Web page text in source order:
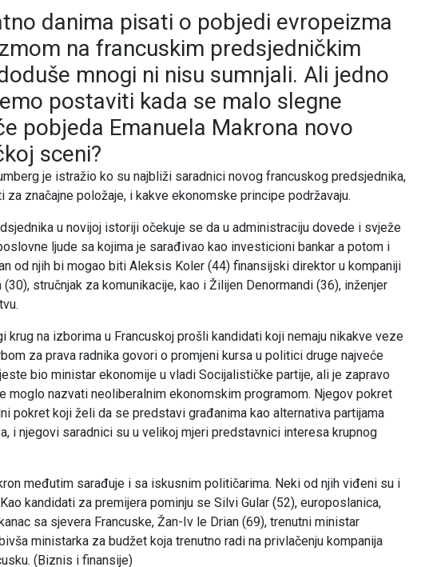
danima pisati o pobjedi evropeizma
na francuskim predsjedničkim
mnogi ni nisu sumnjali. Ali jedno
postaviti kada se malo slegne
pobjeda Emanuela Makrona novo
sceni?
je istražio ko su najbliži saradnici novog francuskog predsjednika,
značajne položaje, i kakve ekonomske principe podržavaju.
u novijoj istoriji očekuje se da u administraciju dovede i svježe
ljude sa kojima je sarađivao kao investicioni bankar a potom i
od njih bi mogao biti Aleksis Koler (44) finansijski direktor u kompaniji
stručnjak za komunikacije, kao i Žilijen Denormandi (36), inženjer
krug na izborima u Francuskoj prošli kandidati koji nemaju nikakve veze
za prava radnika govori o promjeni kursa u politici druge najveće
bio ministar ekonomije u vladi Socijalističke partije, ali je zapravo
moglo nazvati neoliberalnim ekonomskim programom. Njegov pokret
pokret koji želi da se predstavi građanima kao alternativa partijama
i njegovi saradnici su u velikoj mjeri predstavnici interesa krupnog
međutim sarađuje i sa iskusnim političarima. Neki od njih viđeni su i
kandidati za premijera pominju se Silvi Gular (52), europoslanica,
sa sjevera Francuske, Žan-Iv le Drian (69), trenutni ministar
ministarka za budžet koja trenutno radi na privlačenju kompanija
(Biznis i finansije)